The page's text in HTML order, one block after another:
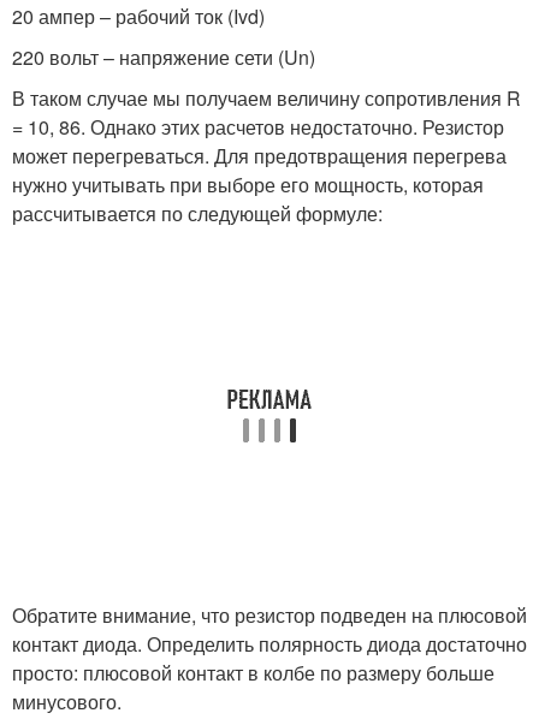
20 ампер – рабочий ток (Ivd)
220 вольт – напряжение сети (Un)
В таком случае мы получаем величину сопротивления R
= 10, 86. Однако этих расчетов недостаточно. Резистор
может перегреваться. Для предотвращения перегрева
нужно учитывать при выборе его мощность, которая
рассчитывается по следующей формуле:
Обратите внимание, что резистор подведен на плюсовой
контакт диода. Определить полярность диода достаточно
просто: плюсовой контакт в колбе по размеру больше
минусового.